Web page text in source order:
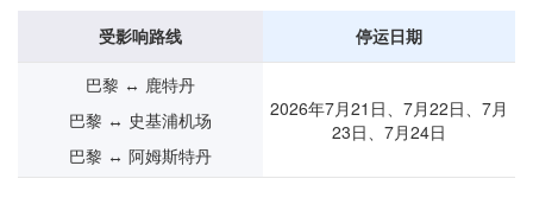
受影响路线 停运日期
巴黎 ↔ 鹿特丹
巴黎 ↔ 史基浦机场
巴黎 ↔ 阿姆斯特丹
2026年7月21日、7月22日、7月
23日、7月24日